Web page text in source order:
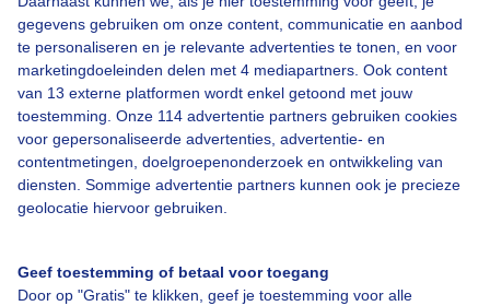
gegevens gebruiken om onze content, communicatie en aanbod
te personaliseren en je relevante advertenties te tonen, en voor
marketingdoeleinden delen met 4 mediapartners. Ook content
van 13 externe platformen wordt enkel getoond met jouw
toestemming. Onze 114 advertentie partners gebruiken cookies
voor gepersonaliseerde advertenties, advertentie- en
contentmetingen, doelgroepenonderzoek en ontwikkeling van
diensten. Sommige advertentie partners kunnen ook je precieze
geolocatie hiervoor gebruiken.
Geef toestemming of betaal voor toegang
Door op "Gratis" te klikken, geef je toestemming voor alle
Over Buienradar
Bedrijfsgegevens
Contact